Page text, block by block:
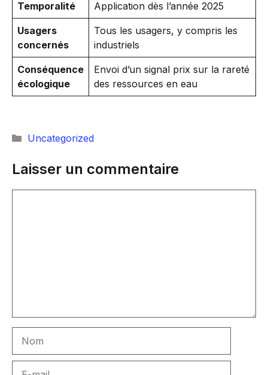
Temporalité Application dès l’année 2025
Usagers
concernés
Tous les usagers, y compris les
industriels
Conséquence
écologique
Envoi d’un signal prix sur la rareté
des ressources en eau
Catégories
Uncategorized
Laisser un commentaire